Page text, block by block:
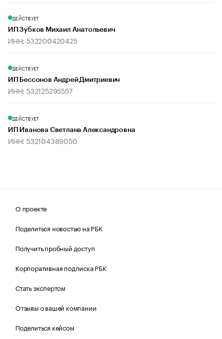
ДЕЙСТВУЕТ
ИП Зубков Михаил Анатольевич
ИНН: 532200420425
ДЕЙСТВУЕТ
ИП Бессонов Андрей Дмитриевич
ИНН: 532125295557
ДЕЙСТВУЕТ
ИП Иванова Светлана Александровна
ИНН: 532104389050
О проекте
Поделиться новостью на РБК
Получить пробный доступ
Корпоративная подписка РБК
Стать экспертом
Отзывы о вашей компании
Поделиться кейсом